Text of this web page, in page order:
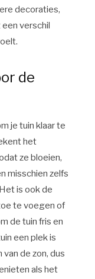
decoraties,
verschil
de
je tuin klaar te
het
ze bloeien,
misschien zelfs
is ook de
te voegen of
de tuin fris en
een plek is
de zon, dus
als het